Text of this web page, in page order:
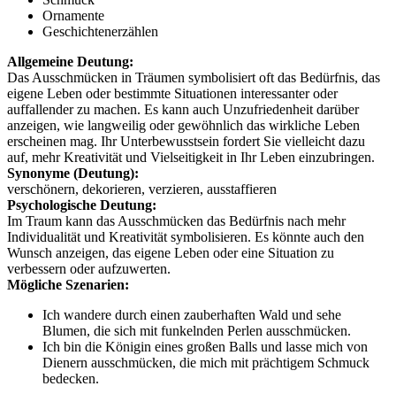
Ornamente
Geschichtenerzählen
Allgemeine Deutung:
Das Ausschmücken in Träumen symbolisiert oft das Bedürfnis, das
eigene Leben oder bestimmte Situationen interessanter oder
auffallender zu machen. Es kann auch Unzufriedenheit darüber
anzeigen, wie langweilig oder gewöhnlich das wirkliche Leben
erscheinen mag. Ihr Unterbewusstsein fordert Sie vielleicht dazu
auf, mehr Kreativität und Vielseitigkeit in Ihr Leben einzubringen.
Synonyme (Deutung):
verschönern, dekorieren, verzieren, ausstaffieren
Psychologische Deutung:
Im Traum kann das Ausschmücken das Bedürfnis nach mehr
Individualität und Kreativität symbolisieren. Es könnte auch den
Wunsch anzeigen, das eigene Leben oder eine Situation zu
verbessern oder aufzuwerten.
Mögliche Szenarien:
Ich wandere durch einen zauberhaften Wald und sehe
Blumen, die sich mit funkelnden Perlen ausschmücken.
Ich bin die Königin eines großen Balls und lasse mich von
Dienern ausschmücken, die mich mit prächtigem Schmuck
bedecken.